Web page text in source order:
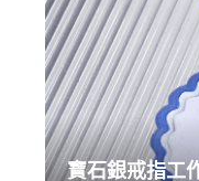
寶石銀戒指工